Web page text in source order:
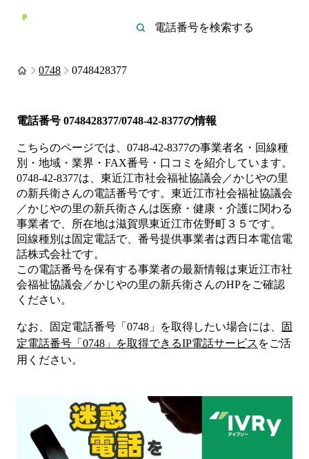
0748 0748428377
電話番号 0748428377/0748-42-8377の情報
こちらのページでは、 0748-42-8377の事業者名・回線種
別・地域・業界・FAX番号・口コミを紹介しています。
0748-42-8377は、 東近江市社会福祉協議会／かじやの里
の新兵衛さんの電話番号です。 東近江市社会福祉協議会
／かじやの里の新兵衛さんは医療・健康・介護に関わる
事業者で、所在地は滋賀県東近江市佐野町３５ です。
回線種別は固定電話で、番号提供事業者は西日本電信電
話株式会社です。
この電話番号を保有する事業者の最新情報は東近江市社
会福祉協議会／かじやの里の新兵衛さんのHPをご確認
ください。
なお、固定電話番号「 0748 」を取得したい場合には、
固
定電話番号「 0748 」を取得できるIP電話サービス をご活
用ください。